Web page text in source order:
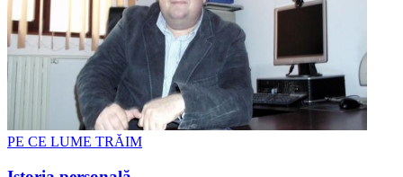
PE CE LUME TRĂIM